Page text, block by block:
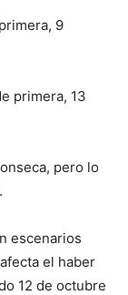
9
primera, 13
pero lo
escenarios
el haber
12 de octubre